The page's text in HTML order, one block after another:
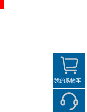
我的购物车